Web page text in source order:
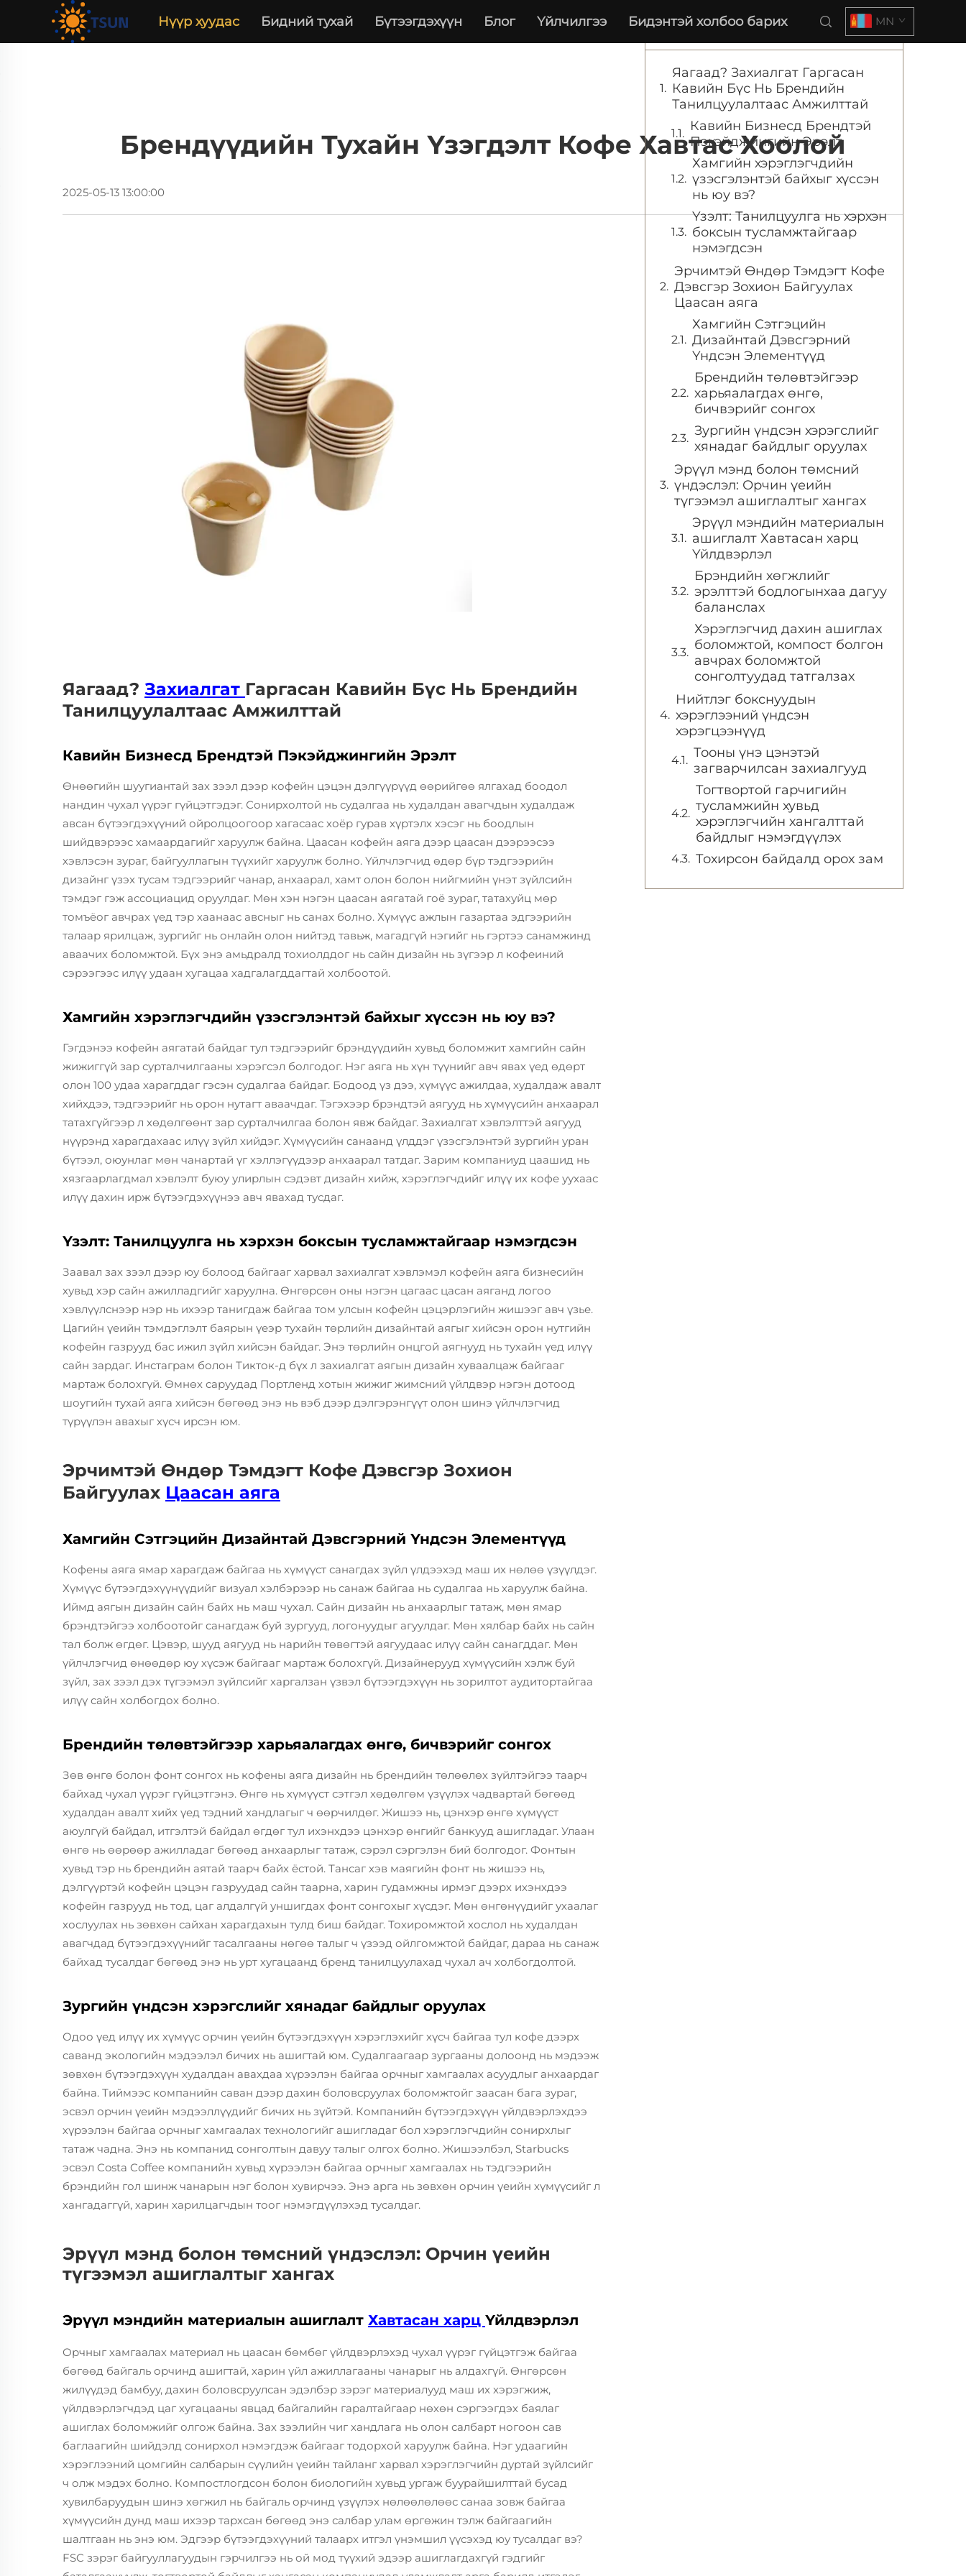
Нүүр хуудас Бидний тухай Бүтээгдэхүүн Блог Үйлчилгээ Бидэнтэй холбоо барих MN
Брендүүдийн Тухайн Үзэгдэлт Кофе Хавтас Хоолой
2025-05-13 13:00:00
Яагаад? Захиалгат Гаргасан Кавийн Бүс Нь Брендийн
Танилцуулалтаас Амжилттай
Кавийн Бизнесд Брендтэй Пэкэйджингийн Эрэлт
Өнөөгийн шуугиантай зах зээл дээр кофейн цэцэн дэлгүүрүүд өөрийгөө ялгахад боодол
нандин чухал үүрэг гүйцэтгэдэг. Сонирхолтой нь судалгаа нь худалдан авагчдын худалдаж
авсан бүтээгдэхүүний ойролцоогоор хагасаас хоёр гурав хүртэлх хэсэг нь боодлын
шийдвэрээс хамаардагийг харуулж байна. Цаасан кофейн аяга дээр цаасан дээрээсээ
хэвлэсэн зураг, байгууллагын түүхийг харуулж болно. Үйлчлэгчид өдөр бүр тэдгээрийн
дизайнг үзэх тусам тэдгээрийг чанар, анхаарал, хамт олон болон нийгмийн үнэт зүйлсийн
тэмдэг гэж ассоциацид оруулдаг. Мөн хэн нэгэн цаасан аягатай гоё зураг, татахуйц мөр
томъёог авчрах үед тэр хаанаас авсныг нь санах болно. Хүмүүс ажлын газартаа эдгээрийн
талаар ярилцаж, зургийг нь онлайн олон нийтэд тавьж, магадгүй нэгийг нь гэртээ санамжинд
аваачих боломжтой. Бүх энэ амьдралд тохиолддог нь сайн дизайн нь зүгээр л кофеиний
сэрээгээс илүү удаан хугацаа хадгалагддагтай холбоотой.
Хамгийн хэрэглэгчдийн үзэсгэлэнтэй байхыг хүссэн нь юу вэ?
Гэгдэнээ кофейн аягатай байдаг тул тэдгээрийг брэндүүдийн хувьд боломжит хамгийн сайн
жижиггүй зар сурталчилгааны хэрэгсэл болгодог. Нэг аяга нь хүн түүнийг авч явах үед өдөрт
олон 100 удаа харагддаг гэсэн судалгаа байдаг. Бодоод үз дээ, хүмүүс ажилдаа, худалдаж авалт
хийхдээ, тэдгээрийг нь орон нутагт аваачдаг. Тэгэхээр брэндтэй аягууд нь хүмүүсийн анхаарал
татахгүйгээр л хөдөлгөөнт зар сурталчилгаа болон явж байдаг. Захиалгат хэвлэлттэй аягууд
нүүрэнд харагдахаас илүү зүйл хийдэг. Хүмүүсийн санаанд үлддэг үзэсгэлэнтэй зургийн уран
бүтээл, оюунлаг мөн чанартай үг хэллэгүүдээр анхаарал татдаг. Зарим компаниуд цаашид нь
хязгаарлагдмал хэвлэлт буюу улирлын сэдэвт дизайн хийж, хэрэглэгчдийг илүү их кофе уухаас
илүү дахин ирж бүтээгдэхүүнээ авч явахад тусдаг.
Үзэлт: Танилцуулга нь хэрхэн боксын тусламжтайгаар нэмэгдсэн
Заавал зах зээл дээр юу болоод байгааг харвал захиалгат хэвлэмэл кофейн аяга бизнесийн
хувьд хэр сайн ажилладгийг харуулна. Өнгөрсөн оны нэгэн цагаас цасан аяганд логоо
хэвлүүлснээр нэр нь ихээр танигдаж байгаа том улсын кофейн цэцэрлэгийн жишээг авч үзье.
Цагийн үеийн тэмдэглэлт баярын үеэр тухайн төрлийн дизайнтай аягыг хийсэн орон нутгийн
кофейн газрууд бас ижил зүйл хийсэн байдаг. Энэ төрлийн онцгой аягнууд нь тухайн үед илүү
сайн зардаг. Инстаграм болон Тикток-д бүх л захиалгат аягын дизайн хуваалцаж байгааг
мартаж болохгүй. Өмнөх саруудад Портленд хотын жижиг жимсний үйлдвэр нэгэн дотоод
шоугийн тухай аяга хийсэн бөгөөд энэ нь вэб дээр дэлгэрэнгүүт олон шинэ үйлчлэгчид
түрүүлэн авахыг хүсч ирсэн юм.
Эрчимтэй Өндөр Тэмдэгт Кофе Дэвсгэр Зохион
Байгуулах Цаасан аяга
Хамгийн Сэтгэцийн Дизайнтай Дэвсгэрний Үндсэн Элементүүд
Кофены аяга ямар харагдаж байгаа нь хүмүүст санагдах зүйл үлдээхэд маш их нөлөө үзүүлдэг.
Хүмүүс бүтээгдэхүүнүүдийг визуал хэлбэрээр нь санаж байгаа нь судалгаа нь харуулж байна.
Иймд аягын дизайн сайн байх нь маш чухал. Сайн дизайн нь анхаарлыг татаж, мөн ямар
брэндтэйгээ холбоотойг санагдаж буй зургууд, логонуудыг агуулдаг. Мөн хялбар байх нь сайн
тал болж өгдөг. Цэвэр, шууд аягууд нь нарийн төвөгтэй аягуудаас илүү сайн санагддаг. Мөн
үйлчлэгчид өнөөдөр юу хүсэж байгааг мартаж болохгүй. Дизайнерууд хүмүүсийн хэлж буй
зүйл, зах зээл дэх түгээмэл зүйлсийг харгалзан үзвэл бүтээгдэхүүн нь зорилтот аудитортайгаа
илүү сайн холбогдох болно.
Брендийн төлөвтэйгээр харьяалагдах өнгө, бичвэрийг сонгох
Зөв өнгө болон фонт сонгох нь кофены аяга дизайн нь брендийн төлөөлөх зүйлтэйгээ таарч
байхад чухал үүрэг гүйцэтгэнэ. Өнгө нь хүмүүст сэтгэл хөдөлгөм үзүүлэх чадвартай бөгөөд
худалдан авалт хийх үед тэдний хандлагыг ч өөрчилдөг. Жишээ нь, цэнхэр өнгө хүмүүст
аюулгүй байдал, итгэлтэй байдал өгдөг тул ихэнхдээ цэнхэр өнгийг банкууд ашигладаг. Улаан
өнгө нь өөрөөр ажилладаг бөгөөд анхаарлыг татаж, сэрэл сэргэлэн бий болгодог. Фонтын
хувьд тэр нь брендийн аятай таарч байх ёстой. Тансаг хэв маягийн фонт нь жишээ нь,
дэлгүүртэй кофейн цэцэн газруудад сайн таарна, харин гудамжны ирмэг дээрх ихэнхдээ
кофейн газрууд нь тод, цаг алдалгүй уншигдах фонт сонгохыг хүсдэг. Мөн өнгөнүүдийг ухаалаг
хослуулах нь зөвхөн сайхан харагдахын тулд биш байдаг. Тохиромжтой хослол нь худалдан
авагчдад бүтээгдэхүүнийг тасалгааны нөгөө талыг ч үзээд ойлгомжтой байдаг, дараа нь санаж
байхад тусалдаг бөгөөд энэ нь урт хугацаанд бренд танилцуулахад чухал ач холбогдолтой.
Зургийн үндсэн хэрэгслийг хянадаг байдлыг оруулах
Одоо үед илүү их хүмүүс орчин үеийн бүтээгдэхүүн хэрэглэхийг хүсч байгаа тул кофе дээрх
саванд экологийн мэдээлэл бичих нь ашигтай юм. Судалгаагаар зургааны долоонд нь мэдээж
зөвхөн бүтээгдэхүүн худалдан авахдаа хүрээлэн байгаа орчныг хамгаалах асуудлыг анхаардаг
байна. Тиймээс компанийн саван дээр дахин боловсруулах боломжтойг заасан бага зураг,
эсвэл орчин үеийн мэдээллүүдийг бичих нь зүйтэй. Компанийн бүтээгдэхүүн үйлдвэрлэхдээ
хүрээлэн байгаа орчныг хамгаалах технологийг ашигладаг бол хэрэглэгчдийн сонирхлыг
татаж чадна. Энэ нь компанид сонголтын давуу талыг олгох болно. Жишээлбэл, Starbucks
эсвэл Costa Coffee компанийн хувьд хүрээлэн байгаа орчныг хамгаалах нь тэдгээрийн
брэндийн гол шинж чанарын нэг болон хувирчээ. Энэ арга нь зөвхөн орчин үеийн хүмүүсийг л
хангадаггүй, харин харилцагчдын тоог нэмэгдүүлэхэд тусалдаг.
Эрүүл мэнд болон төмсний үндэслэл: Орчин үеийн
түгээмэл ашиглалтыг хангах
Эрүүл мэндийн материалын ашиглалт Хавтасан харц Үйлдвэрлэл
Орчныг хамгаалах материал нь цаасан бөмбөг үйлдвэрлэхэд чухал үүрэг гүйцэтгэж байгаа
бөгөөд байгаль орчинд ашигтай, харин үйл ажиллагааны чанарыг нь алдахгүй. Өнгөрсөн
жилүүдэд бамбуу, дахин боловсруулсан эдэлбэр зэрэг материалууд маш их хэрэгжиж,
үйлдвэрлэгчдэд цаг хугацааны явцад байгалийн гаралтайгаар нөхөн сэргээгдэх баялаг
ашиглах боломжийг олгож байна. Зах зээлийн чиг хандлага нь олон салбарт ногоон сав
баглаагийн шийдэлд сонирхол нэмэгдэж байгааг тодорхой харуулж байна. Нэг удаагийн
хэрэглээний цомгийн салбарын сүүлийн үеийн тайланг харвал хэрэглэгчийн дуртай зүйлсийг
ч олж мэдэх болно. Компостлогдсон болон биологийн хувьд ургаж буурайшилттай бусад
хувилбаруудын шинэ хөгжил нь байгаль орчинд үзүүлэх нөлөөлөлөөс санаа зовж байгаа
хүмүүсийн дунд маш ихээр тархсан бөгөөд энэ салбар улам өргөжин тэлж байгаагийн
шалтгаан нь энэ юм. Эдгээр бүтээгдэхүүний талаарх итгэл үнэмшил үүсэхэд юу тусалдаг вэ?
FSC зэрэг байгууллагуудын гэрчилгээ нь ой мод түүхий эдээр ашиглагдахгүй гэдгийг
Гарчиг
Яагаад? Захиалгат Гаргасан
Кавийн Бүс Нь Брендийн
Танилцуулалтаас Амжилттай
Кавийн Бизнесд Брендтэй
Пэкэйджингийн Эрэлт
Хамгийн хэрэглэгчдийн
үзэсгэлэнтэй байхыг хүссэн
нь юу вэ?
Үзэлт: Танилцуулга нь хэрхэн
боксын тусламжтайгаар
нэмэгдсэн
Эрчимтэй Өндөр Тэмдэгт Кофе
Дэвсгэр Зохион Байгуулах
Цаасан аяга
Хамгийн Сэтгэцийн
Дизайнтай Дэвсгэрний
Үндсэн Элементүүд
Брендийн төлөвтэйгээр
харьяалагдах өнгө,
бичвэрийг сонгох
Зургийн үндсэн хэрэгслийг
хянадаг байдлыг оруулах
Эрүүл мэнд болон төмсний
үндэслэл: Орчин үеийн
түгээмэл ашиглалтыг хангах
Эрүүл мэндийн материалын
ашиглалт Хавтасан харц
Үйлдвэрлэл
Брэндийн хөгжлийг
эрэлттэй бодлогынхаа дагуу
баланслах
Хэрэглэгчид дахин ашиглах
боломжтой, компост болгон
авчрах боломжтой
сонголтуудад татгалзах
Нийтлэг бокснуудын
хэрэглээний үндсэн
хэрэгцээнүүд
Тооны үнэ цэнэтэй
загварчилсан захиалгууд
Тогтвортой гарчигийн
тусламжийн хувьд
хэрэглэгчийн хангалттай
байдлыг нэмэгдүүлэх
Тохирсон байдалд орох зам